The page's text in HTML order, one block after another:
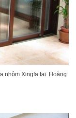
nhôm Xingfa tại Hoàng